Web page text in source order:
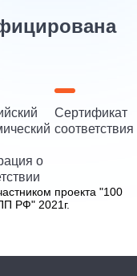
о
Сертификат
соответствия
проекта "100
РФ" 2021г.